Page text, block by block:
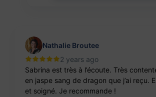
Nathalie Broutee
2 years ago
Sabrina est très à l’écoute. Très
en jaspe sang de dragon que j’ai reçu.
et soigné. Je recommande !